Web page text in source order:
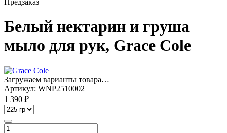
Предзаказ
Белый нектарин и груша
мыло для рук, Grace Cole
Загружаем варианты товара…
Артикул: WNP2510002
1 390 ₽